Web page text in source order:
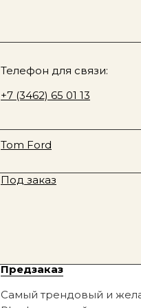
RHODE lip case
RHODE
8 790 р.
Предзаказ
Самый трендовый и
Смотреть все
Под заказ
Новинки
Tom Ford
Davines
Rhode
Телефон для связи:
+7 (3462) 65 01 13